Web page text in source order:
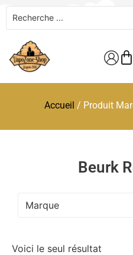
Accueil / Produit
Beurk
Marque
Voici le seul résultat